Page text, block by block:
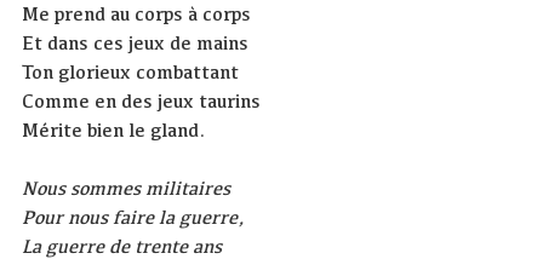
Me prend au corps à corps
Et dans ces jeux de mains
Ton glorieux combattant
Comme en des jeux taurins
Mérite bien le gland.
Nous sommes militaires
Pour nous faire la guerre,
La guerre de trente ans